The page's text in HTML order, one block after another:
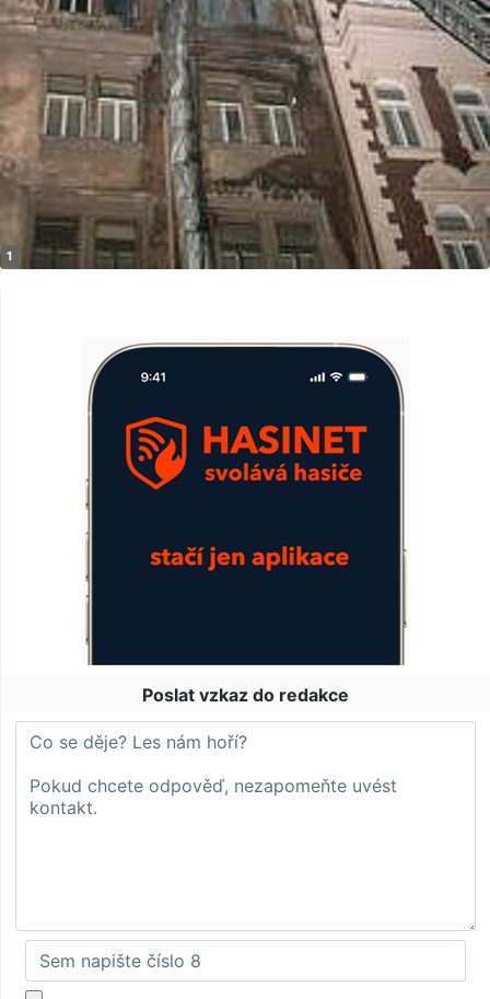
Poslat vzkaz do redakce